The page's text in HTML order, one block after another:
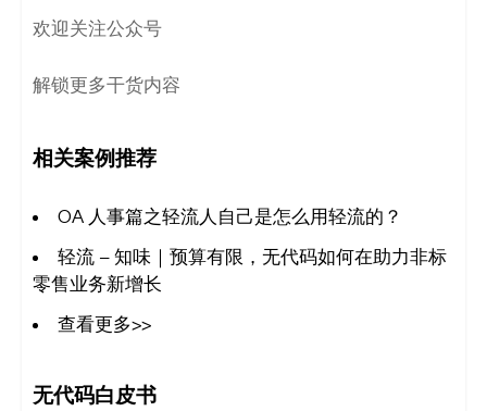
欢迎关注公众号
解锁更多干货内容
相关案例推荐
OA 人事篇之轻流人自己是怎么用轻流的？
轻流 – 知味｜预算有限，无代码如何在助力非标
零售业务新增长
查看更多>>
无代码白皮书